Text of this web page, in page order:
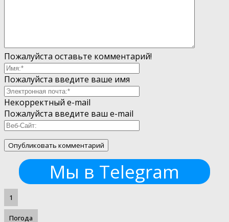
Пожалуйста оставьте комментарий!
Пожалуйста введите ваше имя
Некорректный e-mail
Пожалуйста введите ваш e-mail
Мы в Telegram
1
Погода